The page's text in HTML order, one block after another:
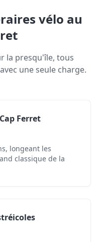
vélo au
la presqu'île, tous
une seule charge.
Ferret
longeant les
classique de la